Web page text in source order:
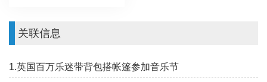
关联信息
1.英国百万乐迷带背包搭帐篷参加音乐节